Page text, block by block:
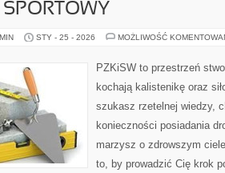
SPORTOWY
STY - 25 - 2026 MOŻLIWOŚĆ
PZKiSW to przestrzeń
kochają kalistenikę oraz
szukasz rzetelnej wiedzy,
konieczności posiadania
marzysz o zdrowszym
to, by prowadzić Cię krok